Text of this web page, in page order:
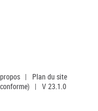
|
Plan du site
| V 23.1.0